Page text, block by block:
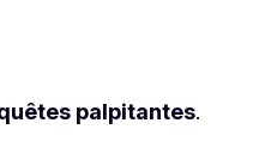
palpitantes.